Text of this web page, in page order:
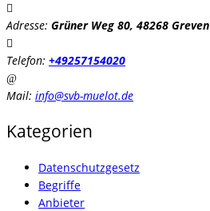
Adresse: Grüner Weg 80, 48268 Greven
Telefon: +49257154020
Mail: info@svb-muelot.de
Kategorien
Datenschutzgesetz
Begriffe
Anbieter